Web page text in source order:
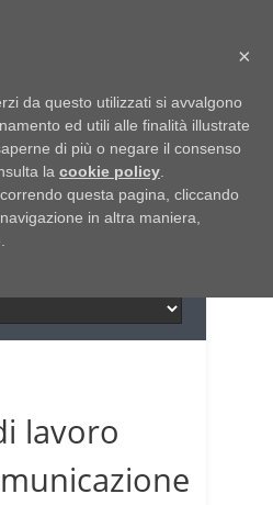
del lavoro
lavoro
×
da questo utilizzati si avvalgono
ed utili alle finalità illustrate
di più o negare il consenso
la cookie policy
questa pagina, cliccando
in altra maniera,